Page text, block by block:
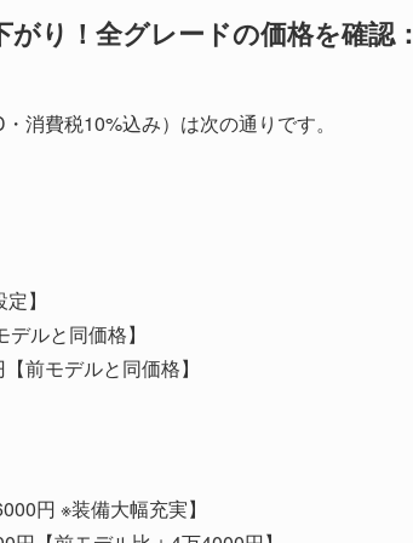
がり！全グレードの価格を確認：
消費税10%込み）は次の通りです。
】
ルと同価格】
前モデルと同価格】
円 ※装備大幅充実】